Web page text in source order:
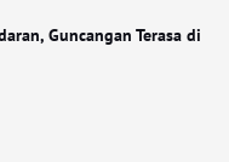
Guncangan Terasa di